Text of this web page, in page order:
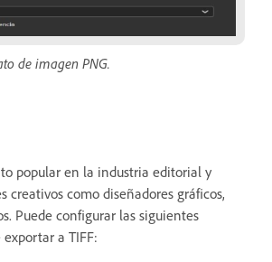
de imagen PNG.
popular en la industria editorial y
creativos como diseñadores gráficos,
Puede configurar las siguientes
a TIFF: